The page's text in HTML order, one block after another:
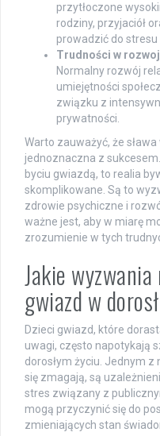
przytłoczone
rodziny, przyjaciół
prowadzić do stresu
Trudności w
Normalny rozwój
umiejętności
związku z
prywatności.
Warto zauważyć, że
jednoznaczna z
byciu gwiazdą, to realia
skomplikowane. Są to
zdrowie psychiczne i
ważne jest, aby w miarę
zrozumienie w tych
Jakie
gwiazd w
Dzieci gwiazd, które
uwagi, często napotykają
dorosłym życiu. Jednym
się zmagają, są
stres związany z
mogą przyczynić się do
zmieniających stan